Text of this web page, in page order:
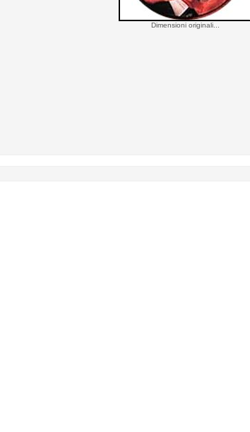
Dimensioni originali...